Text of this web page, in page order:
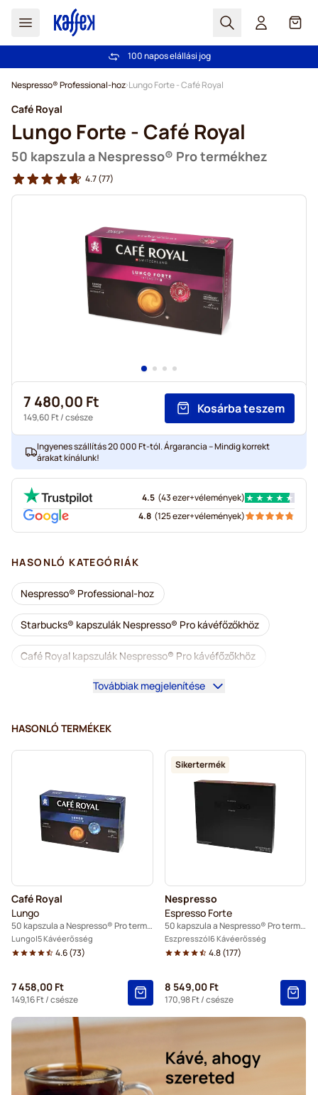
Search Cart
Ingyenes szállítás 20 000 Ft-tól
100 napos elállási jog
Nespresso® Professional-hoz Lungo Forte - Café Royal
Café Royal
Lungo Forte - Café Royal
50 kapszula a Nespresso® Pro termékhez
4.7(77)
7 480,00 Ft
149,60 Ft/ csésze
Kosárba teszem
Ingyenes szállítás 20 000 Ft-tól. Árgarancia – Mindig korrekt
árakat kínálunk!
4.5 (43 ezer+vélemények)
4.8 (125 ezer+vélemények)
HASONLÓ KATEGÓRIÁK
Nespresso® Professional-hoz
Starbucks® kapszulák Nespresso® Pro kávéfőzőkhöz
Café Royal kapszulák Nespresso® Pro kávéfőzőkhöz
Kávégépek a Nespresso® Professional-hoz
Koffeinmentes kávé Nespresso® Pro kávéfőzőkhöz
Vízkőoldás és tisztítás Nespresso® Pro-hoz
Kapszula a Nespresso® Pro termékhez
Gimoka kapszulák Nespresso® Pro kávéfőzőkhöz
Kaffekapslen a Nespresso® Professional-hoz
Továbbiak megjelenítése
HASONLÓ TERMÉKEK
Café Royal
Lungo
50 kapszula a Nespresso® Pro termékhez
Lungo 5 Kávéerősség
4.6(73)
7 458,00 Ft
149,16 Ft/ csésze
Sikertermék
Nespresso
Espresso Forte
50 kapszula a Nespresso® Pro termékhez
Eszpresszó 6 Kávéerősség
4.8(177)
8 549,00 Ft
170,98 Ft/ csésze